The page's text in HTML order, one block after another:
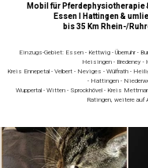
Mobil für Pferdephysiotherapie
Essen I Hattingen &
bis 35 Km Rhein-/
Einzugs-Gebiet: Essen - Kettwig - Überruhr -
Heisingen - Bredeney -
Kreis Ennepetal - Velbert - Neviges - Wülfrath -
- Hattingen -
Wuppertal - Witten - Sprockhövel - Kreis
Ratingen, weitere auf